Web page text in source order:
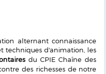
alternant connaissance
techniques d'animation, les
du CPIE Chaîne des
des richesses de notre